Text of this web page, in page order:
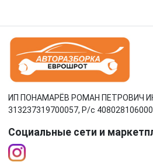
ИП ПОНАМАРЁВ РОМАН ПЕТРОВИЧ
313237319700057, Р/c
Социальные сети и